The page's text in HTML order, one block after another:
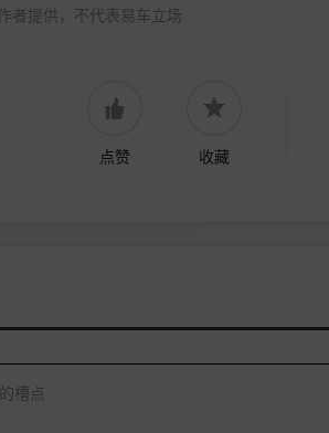
者提供，不代表易车立场
点赞 收藏
槽点